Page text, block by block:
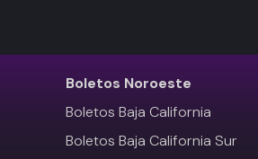
Boletos Noroeste
Boletos Baja California
Boletos Baja California Sur